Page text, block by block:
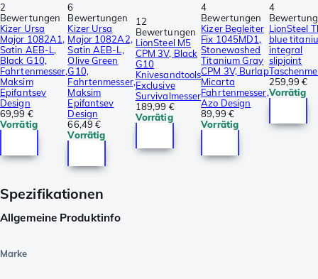
2
Bewertungen
Kizer Ursa
Major 1082A1,
Satin AEB-L,
Black G10,
Fahrtenmesser,
Maksim
Epifantsev
Design
69,99 €
Vorrätig
6
Bewertungen
Kizer Ursa
Major 1082A2,
Satin AEB-L,
Olive Green
G10,
Fahrtenmesser,
Maksim
Epifantsev
Design
66,49 €
Vorrätig
12
Bewertungen
LionSteel M5
CPM 3V, Black
G10
Knivesandtools
Exclusive
Survivalmesser
189,99 €
Vorrätig
4
Bewertungen
Kizer Begleiter
Fix 1045MD1,
Stonewashed
Titanium Gray
CPM 3V, Burlap
Micarta
Fahrtenmesser,
Azo Design
89,99 €
Vorrätig
4
LionSteel
blue
integral
slipjoint
259,99 €
Vorrätig
Spezifikationen
Allgemeine Produktinfo
Marke